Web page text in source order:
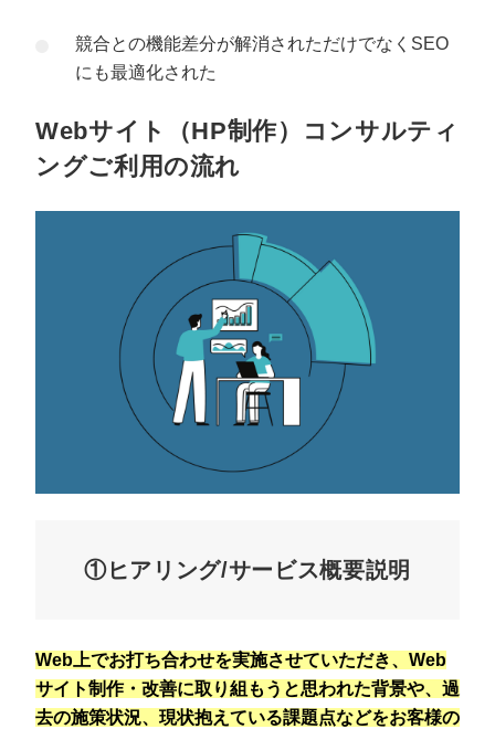
競合との機能差分が解消されただけでなくSEO
にも最適化された
Webサイト（HP制作）コンサルティ
ングご利用の流れ
①ヒアリング/サービス概要説明
Web上でお打ち合わせを実施させていただき、Web
サイト制作・改善に取り組もうと思われた背景や、過
去の施策状況、現状抱えている課題点などをお客様の